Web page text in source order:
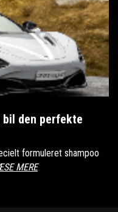
den perfekte
formuleret shampoo
MERE